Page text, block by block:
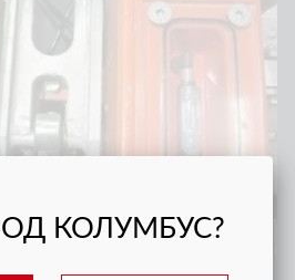
КОЛУМБУС?